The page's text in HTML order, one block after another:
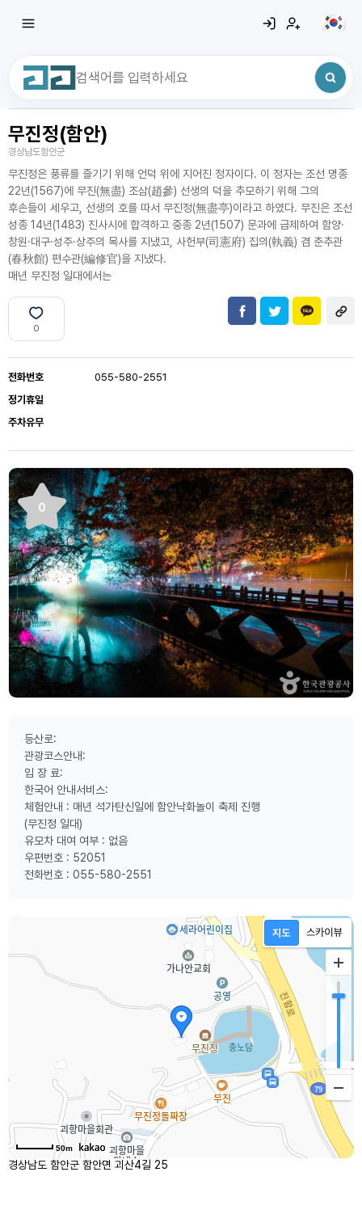
최근 검색어
무진정(함안)
경상남도함안군
무진정은 풍류를 즐기기 위해 언덕 위에 지어진 정자이다. 이 정자는 조선 명종
22년(1567)에 무진(無盡) 조삼(趙參) 선생의 덕을 추모하기 위해 그의
후손들이 세우고, 선생의 호를 따서 무진정(無盡亭)이라고 하였다. 무진은 조선
성종 14년(1483) 진사시에 합격하고 중종 2년(1507) 문과에 급제하여 함양·
창원·대구·성주·상주의 목사를 지냈고, 사헌부(司憲府) 집의(執義) 겸 춘추관
(春秋館) 편수관(編修官)을 지냈다.
매년 무진정 일대에서는
0
전화번호
055-580-2551
정기휴일
주차유무
0
등산로:
관광코스안내:
입 장 료:
한국어 안내서비스:
체험안내 : 매년 석가탄신일에 함안낙화놀이 축제 진행
(무진정 일대)
유모차 대여 여부 : 없음
우편번호 : 52051
전화번호 : 055-580-2551
50m
경상남도 함안군 함안면 괴산4길 25